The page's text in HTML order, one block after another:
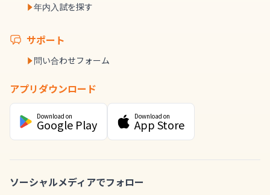
年内入試を探す
サポート
問い合わせフォーム
アプリダウンロード
Download on
Google Play
Download on
App Store
ソーシャルメディアでフォロー